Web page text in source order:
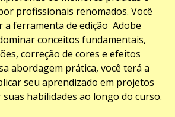
profissionais renomados. Você
a ferramenta de edição Adobe
conceitos fundamentais,
correção de cores e efeitos
abordagem prática, você terá a
seu aprendizado em projetos
habilidades ao longo do curso.